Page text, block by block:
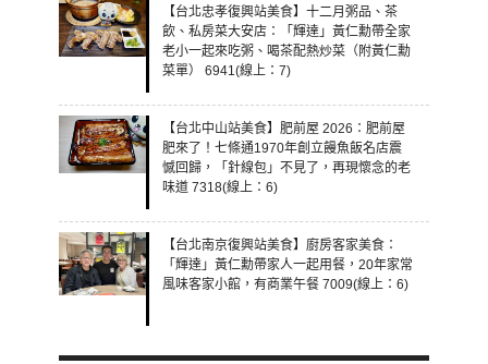
【台北忠孝復興站美食】十二月粥品、茶
飲、私房菜大安店：「輝達」黃仁勳帶全家
老小一起來吃粥、喝茶配熱炒菜（附黃仁勳
菜單） 6941(線上：7)
【台北中山站美食】肥前屋 2026：肥前屋
肥來了！七條通1970年創立饅魚飯名店震
憾回歸，「針線包」不見了，再現懷念的老
味道 7318(線上：6)
【台北南京復興站美食】廚房客家美食：
「輝達」黃仁勳帶家人一起用餐，20年家常
風味客家小館，有商業午餐 7009(線上：6)